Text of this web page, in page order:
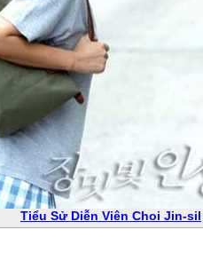
Tiểu Sử Diễn Viên Choi Jin-sil